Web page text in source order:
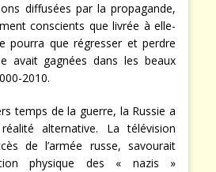
diffusées par la propagande,
conscients que livrée à elle-
pourra que régresser et perdre
avait gagnées dans les beaux
2010.
temps de la guerre, la Russie a
alternative. La télévision
de l’armée russe, savourait
physique des « nazis »